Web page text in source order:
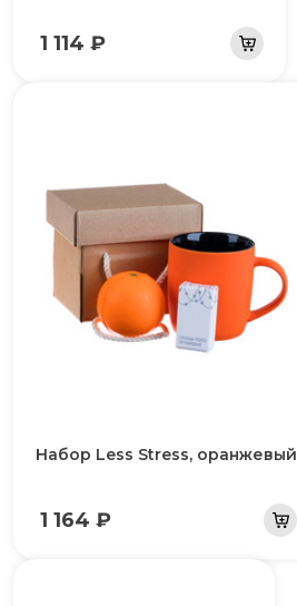
1 114 ₽
Набор Less Stress, оранжевый
1 164 ₽